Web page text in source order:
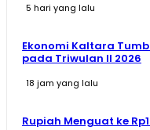
5 hari yang lalu
Ekonomi Kaltara
pada Triwulan II 2026
18 jam yang lalu
Rupiah Menguat ke